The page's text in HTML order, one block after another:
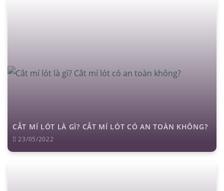
CẮT MÍ LÓT LÀ GÌ? CẮT MÍ LÓT CÓ AN TOÀN KHÔNG?
23/05/2022